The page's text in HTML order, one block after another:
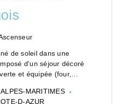
de soleil dans une
d'un séjour décoré
et équipée (four,
mer, une chambre avec
ALPES-MARITIMES
D-AZUR